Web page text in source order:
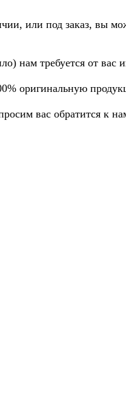
или под заказ, вы
нам требуется от
оригинальную
вас обратится к